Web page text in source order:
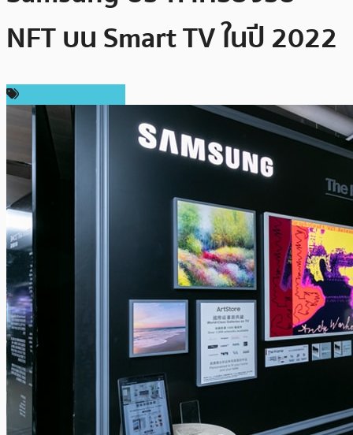
NFT บน Smart TV ในปี 2022